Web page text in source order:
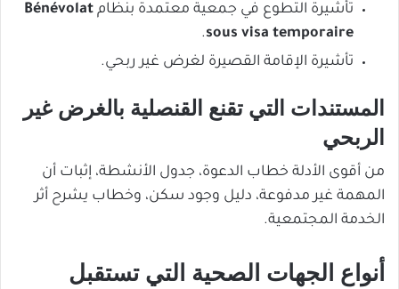
تأشيرة التطوع في جمعية معتمدة بنظام Bénévolat
sous visa temporaire
.
تأشيرة الإقامة القصيرة لغرض غير ربحي.
المستندات التي تقنع القنصلية بالغرض غير
الربحي
من أقوى الأدلة خطاب الدعوة، جدول الأنشطة، إثبات أن
المهمة غير مدفوعة، دليل وجود سكن، وخطاب يشرح أثر
الخدمة المجتمعية.
أنواع الجهات الصحية التي تستقبل